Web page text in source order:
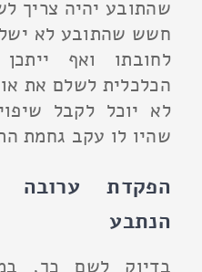
שהתובע יהיה צריך
חשש שהתובע לא
לחובתו ואף
הכלכלית לשלם את
לא יוכל לקבל
שהיו לו עקב גחמת
הפקדת ערובה
הנתבע
בדיוק לשם כך,